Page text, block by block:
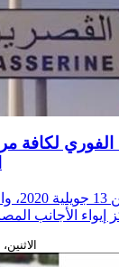
الفوري لكافة
أذن
الاثنين، 13 جويلية، 2020 - 08:40